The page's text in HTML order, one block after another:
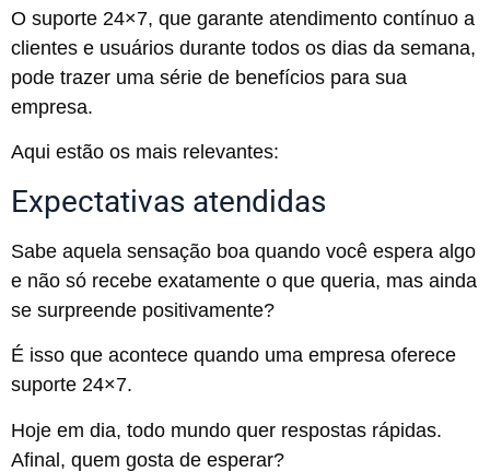
O suporte 24×7, que garante atendimento contínuo a
clientes e usuários durante todos os dias da semana,
pode trazer uma série de benefícios para sua
empresa.
Aqui estão os mais relevantes:
Expectativas atendidas
Sabe aquela sensação boa quando você espera algo
e não só recebe exatamente o que queria, mas ainda
se surpreende positivamente?
É isso que acontece quando uma empresa oferece
suporte 24×7.
Hoje em dia, todo mundo quer respostas rápidas.
Afinal, quem gosta de esperar?